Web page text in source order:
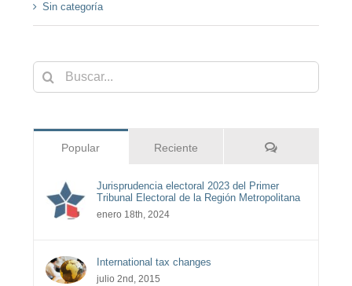
Sin categoría
Buscar:
Popular Reciente Comentarios
Jurisprudencia electoral 2023 del Primer
Tribunal Electoral de la Región Metropolitana
enero 18th, 2024
International tax changes
julio 2nd, 2015